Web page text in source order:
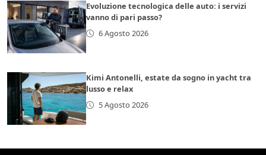
Evoluzione tecnologica delle auto: i servizi
vanno di pari passo?
6 Agosto 2026
Kimi Antonelli, estate da sogno in yacht tra
lusso e relax
5 Agosto 2026